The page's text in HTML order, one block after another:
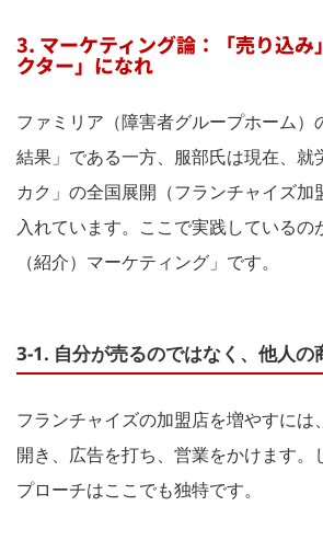
3. マーケティング論：「売り込み
クター」になれ
ファミリア（障害者グループホーム）
結果」である一方、服部氏は現在、就
カク」の全国展開（フランチャイズ加
入れています。ここで実践しているの
（紹介）マーケティング」です。
3-1. 自分が売るのではなく、他人の
フランチャイズの加盟店を増やすには
開き、広告を打ち、営業をかけます。
プローチはここでも独特です。